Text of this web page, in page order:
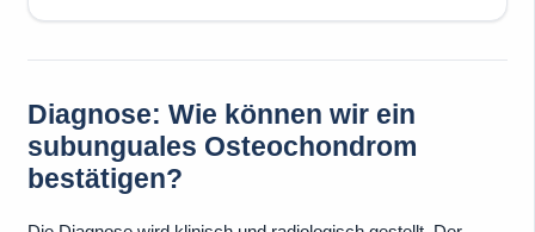
Diagnose: Wie können wir ein
subunguales Osteochondrom
bestätigen?